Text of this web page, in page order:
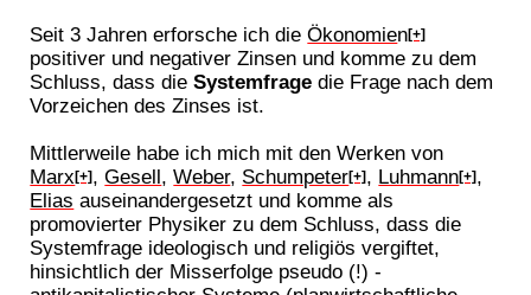
Seit 3 Jahren erforsche ich dieÖkonomien[+]
positiver und negativer Zinsen und komme zu dem
Schluss, dass dieSystemfrage die Frage nach dem
Vorzeichen des Zinses ist.
Mittlerweile habe ich mich mit den Werken von
Marx[+],Gesell,Weber, Schumpeter[+], Luhmann[+],
Elias auseinandergesetzt und komme als
promovierter Physiker zu dem Schluss, dass die
Systemfrage ideologisch und religiös vergiftet,
hinsichtlich der Misserfolge pseudo (!) -